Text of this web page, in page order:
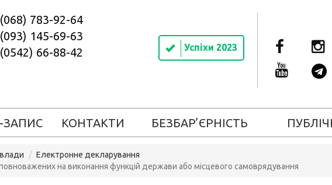
(068) 783-92-64
(093) 145-69-63
(0542) 66-88-42
Успіхи 2023
ЗАПИС КОНТАКТИ БЕЗБАР’ЄРНІСТЬ
влади
Електронне декларування
на виконання функцій держави або місцевого самоврядування